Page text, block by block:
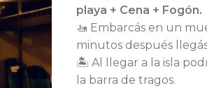
playa + Cena + Fogón.
🚤 Embarcás en un
minutos después
🏝️ Al llegar a la isla
la barra de tragos.